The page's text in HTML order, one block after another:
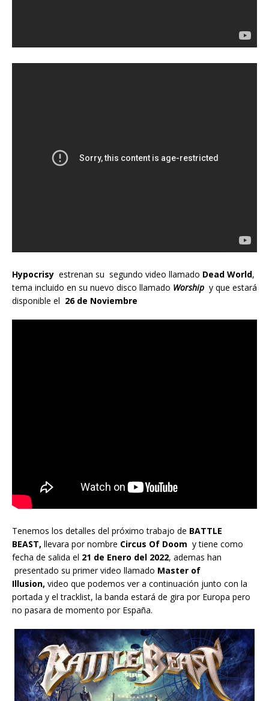
Hypocrisy estrenan su segundo video llamado Dead World,
tema incluido en su nuevo disco llamado Worship y que estará
disponible el 26 de Noviembre
Tenemos los detalles del próximo trabajo de BATTLE
BEAST, llevara por nombre Circus Of Doom y tiene como
fecha de salida el 21 de Enero del 2022, ademas han
presentado su primer video llamado Master of
Illusion, video que podemos ver a continuación junto con la
portada y el tracklist, la banda estará de gira por Europa pero
no pasara de momento por España.